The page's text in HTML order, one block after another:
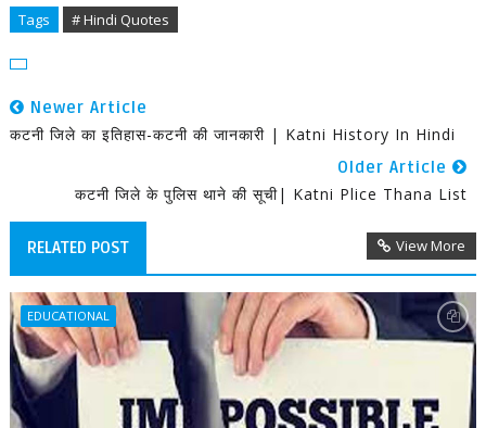
Tags # Hindi Quotes
Newer Article
कटनी जिले का इतिहास-कटनी की जानकारी | Katni History In Hindi
Older Article
कटनी जिले के पुलिस थाने की सूची| Katni Plice Thana List
RELATED POST View More
EDUCATIONAL